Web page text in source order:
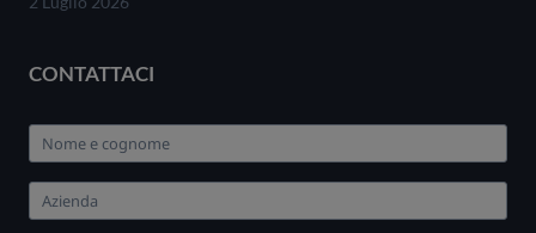
CONTATTACI